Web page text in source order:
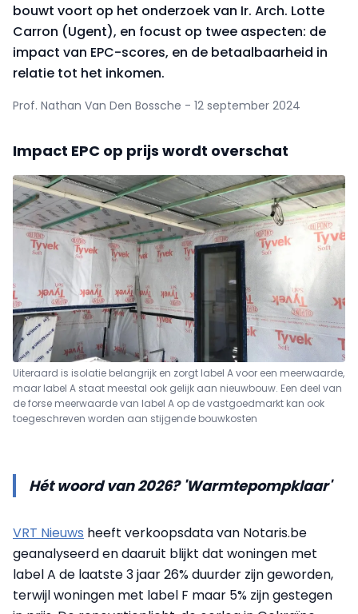
bouwt voort op het onderzoek van Ir. Arch. Lotte
Carron (Ugent), en focust op twee aspecten: de
impact van EPC-scores, en de betaalbaarheid in
relatie tot het inkomen.
Prof. Nathan Van Den Bossche - 12 september 2024
Impact EPC op prijs wordt overschat
Uiteraard is isolatie belangrijk en zorgt label A voor een meerwaarde,
maar label A staat meestal ook gelijk aan nieuwbouw. Een deel van
de forse meerwaarde van label A op de vastgoedmarkt kan ook
toegeschreven worden aan stijgende bouwkosten
Hét woord van 2026? 'Warmtepompklaar'
VRT Nieuws heeft verkoopsdata van Notaris.be
geanalyseerd en daaruit blijkt dat woningen met
label A de laatste 3 jaar 26% duurder zijn geworden,
terwijl woningen met label F maar 5% zijn gestegen